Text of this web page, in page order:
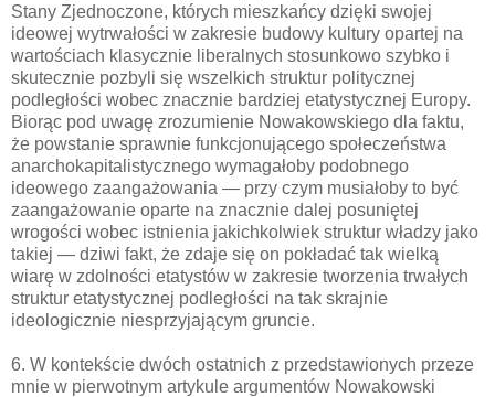
Stany Zjednoczone, których mieszkańcy dzięki swojej
ideowej wytrwałości w zakresie budowy kultury opartej na
wartościach klasycznie liberalnych stosunkowo szybko i
skutecznie pozbyli się wszelkich struktur politycznej
podległości wobec znacznie bardziej etatystycznej Europy.
Biorąc pod uwagę zrozumienie Nowakowskiego dla faktu,
że powstanie sprawnie funkcjonującego społeczeństwa
anarchokapitalistycznego wymagałoby podobnego
ideowego zaangażowania — przy czym musiałoby to być
zaangażowanie oparte na znacznie dalej posuniętej
wrogości wobec istnienia jakichkolwiek struktur władzy jako
takiej — dziwi fakt, że zdaje się on pokładać tak wielką
wiarę w zdolności etatystów w zakresie tworzenia trwałych
struktur etatystycznej podległości na tak skrajnie
ideologicznie niesprzyjającym gruncie.
6. W kontekście dwóch ostatnich z przedstawionych przeze
mnie w pierwotnym artykule argumentów Nowakowski